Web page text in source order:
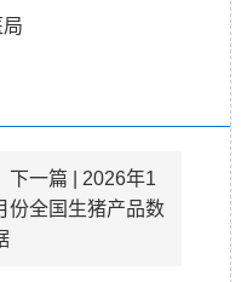
下一篇 | 2026年1
份全国生猪产品数